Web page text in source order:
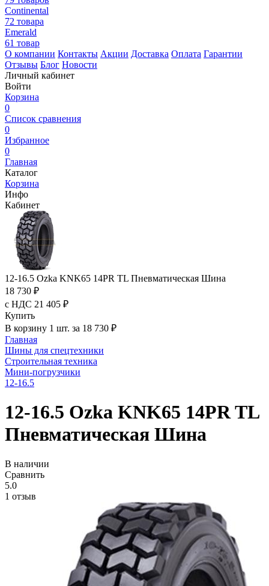
Continental
72 товара
Emerald
61 товар
О компании Контакты Акции Доставка Оплата Гарантии
Отзывы Блог Новости
Личный кабинет
Войти
Корзина
0
Список сравнения
0
Избранное
0
Главная
Каталог
Корзина
Инфо
Кабинет
12-16.5 Ozka KNK65 14PR TL Пневматическая Шина
18 730 ₽
с НДС 21 405 ₽
Купить
В корзину 1 шт. за 18 730 ₽
Главная
Шины для спецтехники
Строительная техника
Мини-погрузчики
12-16.5
12-16.5 Ozka KNK65 14PR TL
Пневматическая Шина
В наличии
Сравнить
5.0
1 отзыв